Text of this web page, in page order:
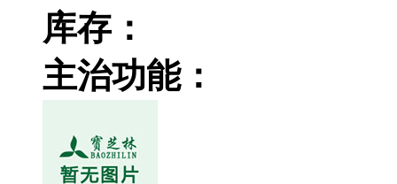
库存：
主治功能：